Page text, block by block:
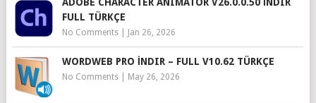
FULL TÜRKÇE
No Comments| Jan 26, 2026
WORDWEB PRO İNDIR – FULL V10.62 TÜRKÇE
No Comments| May 26, 2026